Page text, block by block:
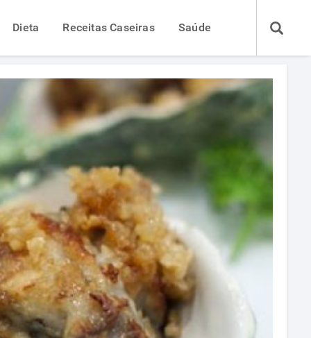
Dieta Receitas Caseiras Saúde